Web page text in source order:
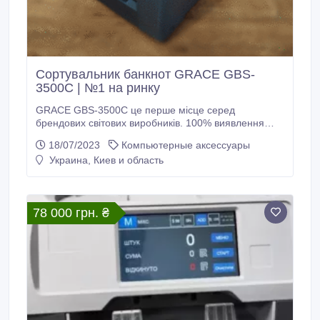
Сортувальник банкнот GRACE GBS-
3500C | №1 на ринку
GRACE GBS-3500C це перше місце серед
брендових світових виробників. 100% виявлення
(встановлені нові датчики CIS розробки 2023 року).
Миттєве відключення доларів до 1996 року випуску
спостереження.
18/07/2023
Компьютерные аксессуары
Украина, Киев и область
78 000 грн. ₴